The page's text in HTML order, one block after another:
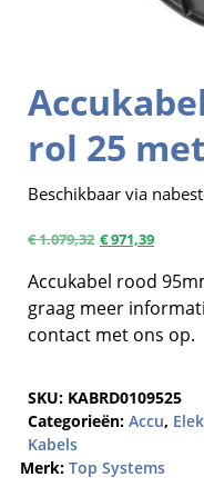
rol 25
Beschikbaar via
€1.079,32 €971,39
Accukabel rood
graag meer
contact met ons op.
SKU: KABRD0109525
Categorieën: Accu,
Kabels
Merk: Top Systems